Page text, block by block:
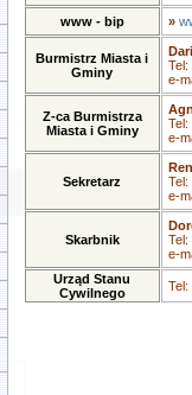
www - bip »
Burmistrz Miasta i
Gminy
Tel:
e-
Z-ca Burmistrza
Miasta i Gminy
Tel:
e-
Sekretarz
Tel:
e-
Skarbnik
Tel:
e-
Urząd Stanu
Cywilnego
Tel: